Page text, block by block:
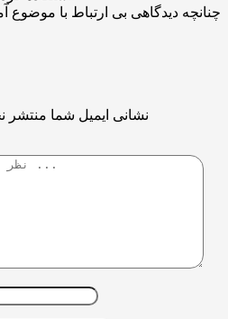
چنانچه دیدگاهی بی ارتباط با
نشانی ایمیل شما منتشر